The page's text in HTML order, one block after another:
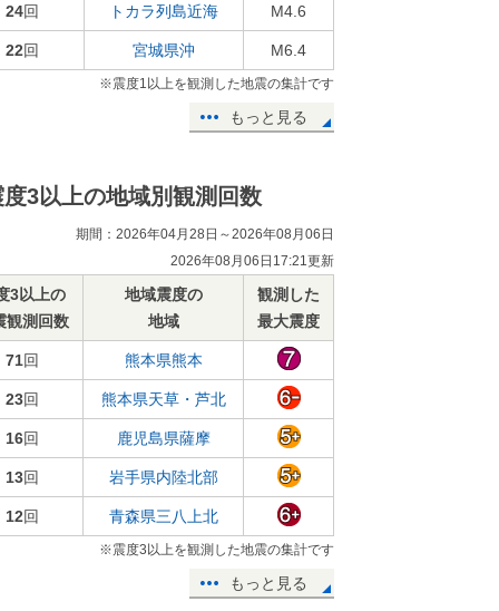
24回 トカラ列島近海 M4.6
22回 宮城県沖 M6.4
※震度1以上を観測した地震の集計です
もっと見る
度3以上の地域別観測回数
期間：2026年04月28日～2026年08月06日
2026年08月06日17:21更新
3以上の
観測回数
地域震度の
地域
観測した
最大震度
71回 熊本県熊本
23回 熊本県天草・芦北
16回 鹿児島県薩摩
13回 岩手県内陸北部
12回 青森県三八上北
※震度3以上を観測した地震の集計です
もっと見る